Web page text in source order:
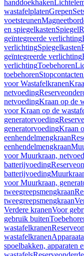
handdoekhaken
wastafelplatenGrepen
voetsteunen
en spiegelkastenSpiegel
geïntegreerde verlichting
verlichtingSpiegelkasten
geïntegreerde verlichting
verlichtingToebehoren
toebehorenStopcontacten
voor Wastafelkranen
netvoeding
netvoedingKraan op de
voor Kraan op de
generatorvoeding
generatorvoedingKraan
eenhendelmengkraan
eenhendelmengkraan
voor Muurkraan,
batterijvoeding
batterijvoeding
voor Muurkraan,
tweegreepsmengkraan
tweegreepsmengkraan
Verdere kranenVoor
gebruik buiten
wastafelkranen
wastafelkranen
spoelbakken, apparaten